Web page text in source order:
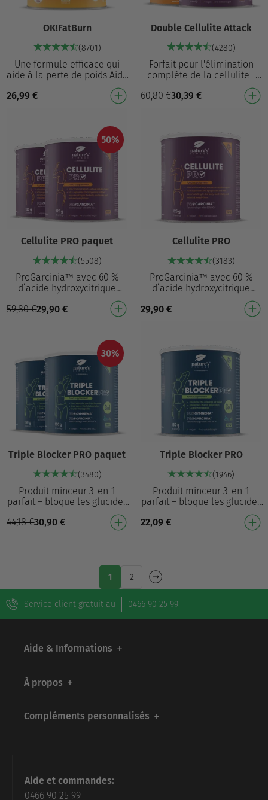
OK!FatBurn
(8701)
Une formule efficace qui
aide à la perte de poids Aide
à réduire les réserves de
graisses, ce qui contribue à
26,99€
Double Cellulite Attack
(4280)
Forfait pour l'élimination
complète de la cellulite -
support interne et externe
pour les effets les plus
60,80€30,39€
50%
Cellulite PRO paquet
(5508)
ProGarcinia™ avec 60 %
d’acide hydroxycitrique
l’accumulation de graisses²
dans le corps Aide à réd…
59,80€29,90€
Cellulite PRO
(3183)
ProGarcinia™ avec 60 %
d’acide hydroxycitrique
l’accumulation de graisses²
dans le corps Aide à réd…
29,90€
30%
Triple Blocker PRO paquet
(3480)
Produit minceur 3-en-1
parfait – bloque les glucides
et les graisses¹, inhibe les
fringales et réduit l’envie de
44,18€30,90€
Triple Blocker PRO
(1946)
Produit minceur 3-en-1
parfait – bloque les glucides
et les graisses¹, inhibe les
fringales et réduit l’envie de
22,09€
1 2
Service client gratuit au 0466 90 25 99
Aide & Informations
À propos
Compléments personnalisés
Aide et commandes:
0466 90 25 99